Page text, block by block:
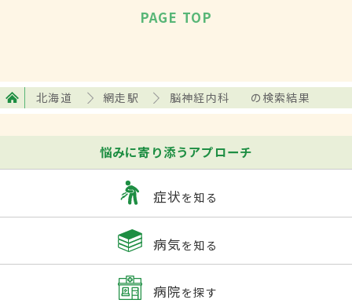
PAGE TOP
北海道 網走駅 脳神経内科 の検索結果
悩みに寄り添うアプローチ
症状を知る
病気を知る
病院を探す